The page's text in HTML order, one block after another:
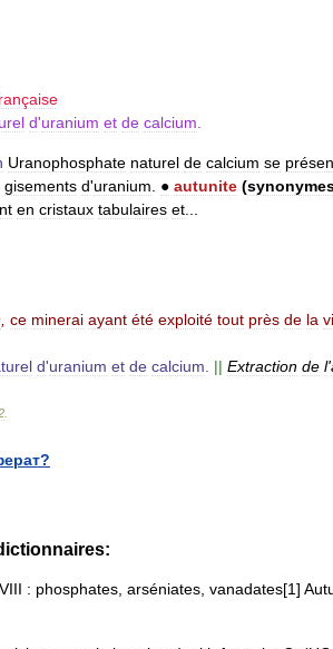
d'uranium et de calcium
Uranophosphate naturel de calcium se
gisements d'uranium ● autunite (
en cristaux tabulaires et
ce minerai ayant été exploité tout près de la
d'uranium et de calcium || Extraction de l'
: phosphates, arséniates, vanadates[1]